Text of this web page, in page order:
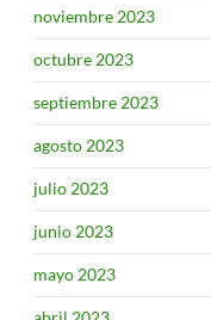
noviembre 2023
octubre 2023
septiembre 2023
agosto 2023
julio 2023
junio 2023
mayo 2023